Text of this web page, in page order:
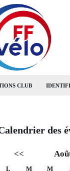
CLUB
des
<<
L M M